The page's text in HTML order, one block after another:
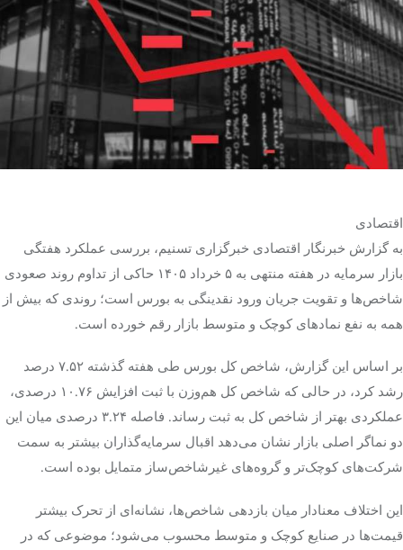
تک کده
پایگاه خبری آبان
خرید موتور ایمپلنت
اقتصادی
به گزارش خبرنگار اقتصادی خبرگزاری تسنیم، بررسی عملکرد هفتگی
بازار سرمایه در هفته منتهی به ۵ خرداد ۱۴۰۵ حاکی از تداوم روند صعودی
شاخص‌ها و تقویت جریان ورود نقدینگی به بورس است؛ روندی که بیش از
همه به نفع نمادهای کوچک و متوسط بازار رقم خورده است.
بر اساس این گزارش، شاخص کل بورس طی هفته گذشته ۷.۵۲ درصد
رشد کرد، در حالی که شاخص کل هم‌وزن با ثبت افزایش ۱۰.۷۶ درصدی،
عملکردی بهتر از شاخص کل به ثبت رساند. فاصله ۳.۲۴ درصدی میان این
دو نماگر اصلی بازار نشان می‌دهد اقبال سرمایه‌گذاران بیشتر به سمت
شرکت‌های کوچک‌تر و گروه‌های غیرشاخص‌ساز متمایل بوده است.
این اختلاف معنادار میان بازدهی شاخص‌ها، نشانه‌ای از تحرک بیشتر
قیمت‌ها در صنایع کوچک و متوسط محسوب می‌شود؛ موضوعی که در